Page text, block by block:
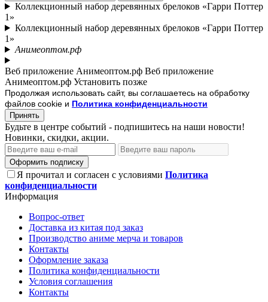
Коллекционный набор деревянных брелоков «Гарри Поттер
1»
Коллекционный набор деревянных брелоков «Гарри Поттер
1»
Анимеоптом.рф
Веб приложение Анимеоптом.рф Веб приложение
Анимеоптом.рф Установить позже
Продолжая использовать сайт, вы соглашаетесь на обработку
файлов cookie и Политика конфиденциальности
Принять
Будьте в центре событий - подпишитесь на наши новости!
Новинки, скидки, акции.
Оформить подписку
Я прочитал и согласен с условиями Политика
конфиденциальности
Информация
Вопрос-ответ
Доставка из китая под заказ
Производство аниме мерча и товаров
Контакты
Оформление заказа
Политика конфиденциальности
Условия соглашения
Контакты